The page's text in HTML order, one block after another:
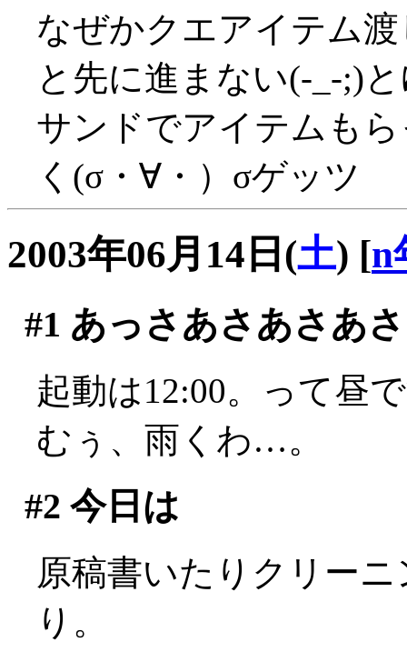
なぜかクエアイテム
と先に進まない(-_-;)
サンドでアイテムも
く(σ・∀・）σゲッツ
2003年06月14日(土) [n
#1 あっさあさあさあ
起動は12:00。って昼
むぅ、雨くわ…。
#2 今日は
原稿書いたりクリー
り。